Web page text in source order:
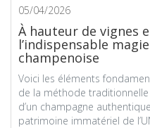
05/04/2026
À hauteur de vignes
l’indispensable
champenoise
Voici les éléments
de la méthode
d’un champagne
patrimoine immatériel de